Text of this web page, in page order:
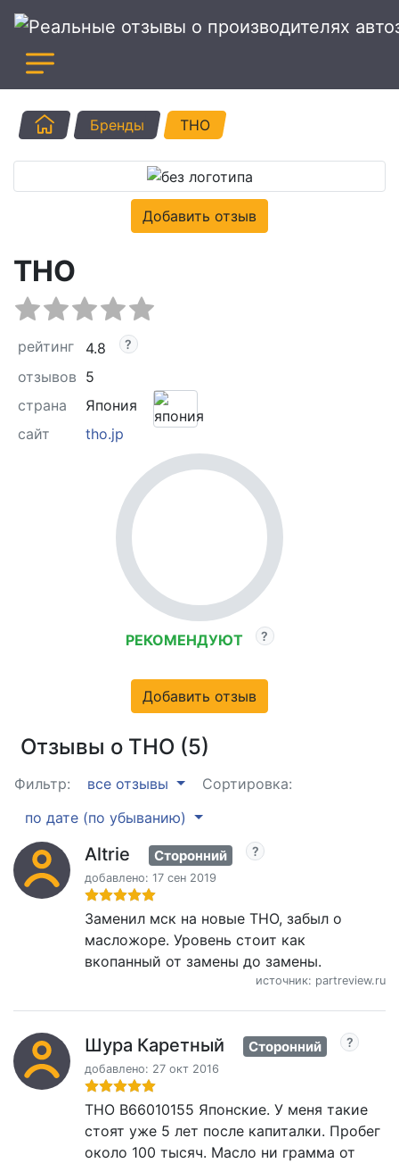
ГлавнаяБренды THO
Добавить отзыв
THO
рейтинг
4.8
отзывов 5
страна
Япония
сайт
tho.jp
РЕКОМЕНДУЮТ
Добавить отзыв
Отзывы о THO (5)
Фильтр: все отзывы
Сортировка:
по дате (по убыванию)
Altrie Сторонний
добавлено: 17 сен 2019
Заменил мск на новые THO, забыл о
масложоре. Уровень стоит как
вкопанный от замены до замены.
источник: partreview.ru
Шура Каретный Сторонний
добавлено: 27 окт 2016
THO B66010155 Японские. У меня такие
стоят уже 5 лет после капиталки. Пробег
около 100 тысяч. Масло ни грамма от